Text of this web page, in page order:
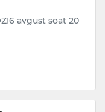
avgust soat 20